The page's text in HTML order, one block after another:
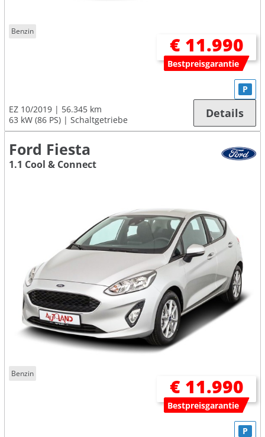
Benzin
€ 11.990
Bestpreisgarantie
EZ 10/2019
56.345 km
63 kW (86 PS)
Schaltgetriebe
P
Details
Ford Fiesta
1.1 Cool & Connect
Benzin
€ 11.990
Bestpreisgarantie
P